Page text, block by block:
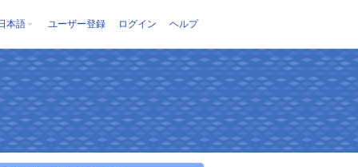
本語 ユーザー登録 ログイン ヘルプ